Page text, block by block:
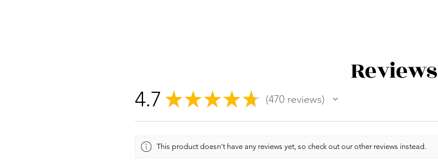
Reviews
4.7 ★ ★ ★ ★ ★ 470reviews
470
This product doesn't have any reviews yet, so check out our other reviews instead.